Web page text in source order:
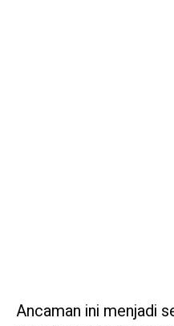
Ancaman ini menjadi